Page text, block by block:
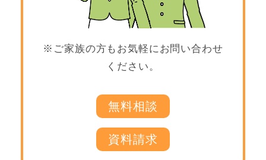
※ご家族の方もお気軽にお問い合わせ
ください。
無料相談
資料請求